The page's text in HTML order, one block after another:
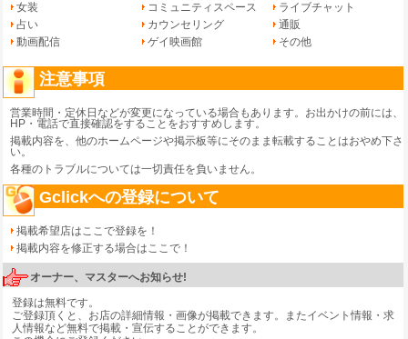
女装
コミュニティスペース
ライブチャット
占い
カウンセリング
通販
動画配信
ゲイ映画館 その他
注意事項
営業時間・定休日などが変更になっている場合もあります。お出かけの前には、
HP・電話で直接確認をすることをおすすめします。
掲載内容を、他のホームページや掲示板等にそのまま転載することはおやめ下さ
い。
各種のトラブルについては一切責任を負いません。
Gclickへの登録について
掲載希望店はここで登録を！
掲載内容を修正する場合はここで！
オーナー、マスターへお知らせ!
登録は無料です。
ご登録頂くと、お店の詳細情報・画像が掲載できます。またイベント情報・求
人情報など無料で掲載・宣伝することができます。